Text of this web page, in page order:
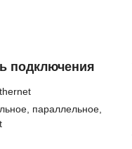
подключения
параллельное,